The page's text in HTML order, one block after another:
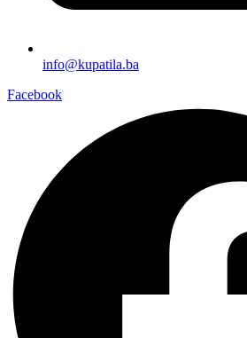
info@kupatila.ba
Facebook